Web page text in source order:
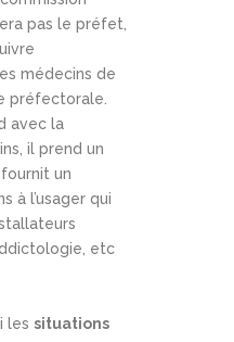
pas le préfet,
médecins de
préfectorale.
avec la
il prend un
un
à l’usager qui
etc
les situations